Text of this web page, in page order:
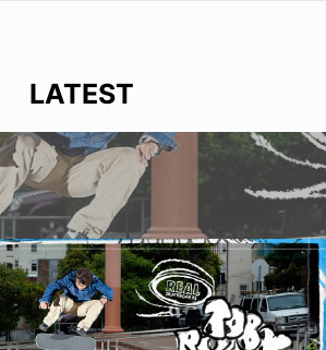
LATEST